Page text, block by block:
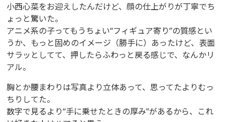
小西心菜をお迎えしたんだけど、顔の仕上がりが丁寧でち
ょっと驚いた。
アニメ系の子ってもうちょい“フィギュア寄り”の質感とい
うか、もっと固めのイメージ（勝手に）あったけど、表面
サラッとしてて、押したらふわっと戻る感じで、なんかリ
アル。
胸とか腰まわりは写真より立体あって、思ってたよりむっ
ちりしてた。
数字で見るより“手に乗せたときの厚み”があるから、これ